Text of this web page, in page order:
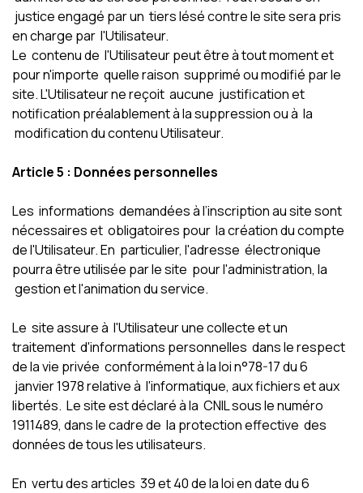
justice engagé par un tiers lésé contre le site sera pris
en charge par l'Utilisateur.
Le contenu de l'Utilisateur peut être à tout moment et
pour n'importe quelle raison supprimé ou modifié par le
site. L'Utilisateur ne reçoit aucune justification et
notification préalablement à la suppression ou à la
modification du contenu Utilisateur.
Article 5 : Données personnelles
Les informations demandées à l’inscription au site sont
nécessaires et obligatoires pour la création du compte
de l'Utilisateur. En particulier, l'adresse électronique
pourra être utilisée par le site pour l'administration, la
gestion et l'animation du service.
Le site assure à l'Utilisateur une collecte et un
traitement d'informations personnelles dans le respect
de la vie privée conformément à la loi n°78-17 du 6
janvier 1978 relative à l'informatique, aux fichiers et aux
libertés. Le site est déclaré à la CNIL sous le numéro
1911489, dans le cadre de la protection effective des
données de tous les utilisateurs.
En vertu des articles 39 et 40 de la loi en date du 6